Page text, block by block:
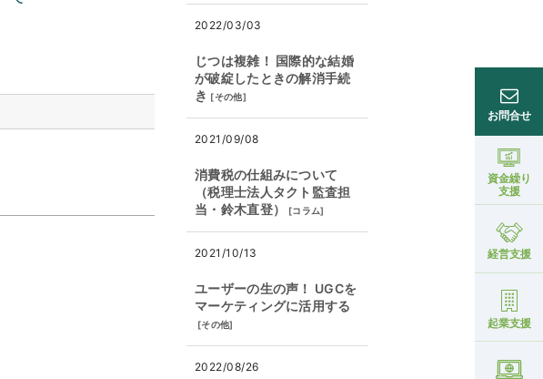
お問合せ
資金繰り
支援
経営支援
起業支援
2022/03/03
じつは複雑！ 国際的な結婚
が破綻したときの解消手続
き [その他]
2021/09/08
消費税の仕組みについて
（税理士法人タクト監査担
当・鈴木直登）
[コラム]
2021/10/13
ユーザーの生の声！ UGCを
マーケティングに活用する
[その他]
2022/08/26